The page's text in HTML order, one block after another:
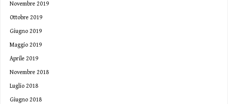
Novembre 2019
Ottobre 2019
Giugno 2019
Maggio 2019
Aprile 2019
Novembre 2018
Luglio 2018
Giugno 2018